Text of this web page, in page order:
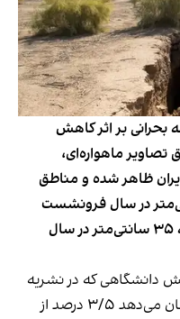
بحرانی بر اثر کاهش
ماهواره‌ای،
ظاهر شده و مناطق
سرعت بیش از ۱۰ سانتی‌متر در سال فرونشست
می‌کنند. نرخ فرونشست در کرمان به ۳۵ سانتی‌متر در سال
دانشگاهی که در نشریه
«ساینس ادونسز» منتشر شده، نشان می‌دهد ۳/۵ درصد از